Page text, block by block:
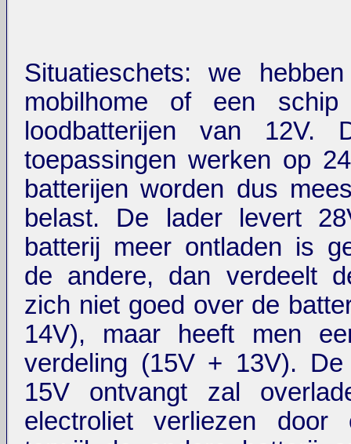
Situatieschets: we
mobilhome of een
loodbatterijen van 12V.
toepassingen werken op
batterijen worden dus
belast. De lader levert
batterij meer ontladen is
de andere, dan verdeelt
zich niet goed over de
14V), maar heeft men
verdeling (15V + 13V).
15V ontvangt zal
electroliet verliezen door